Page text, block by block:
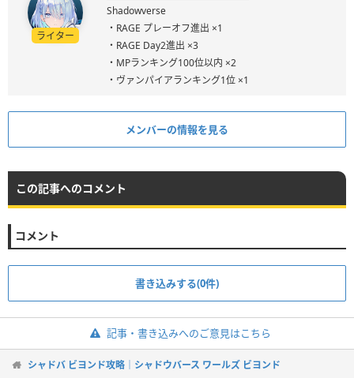
ライター
Shadowverse
・RAGE プレーオフ進出 ×1
・RAGE Day2進出 ×3
・MPランキング100位以内 ×2
・ヴァンパイアランキング1位 ×1
メンバーの情報を見る
この記事へのコメント
コメント
書き込みする(0件)
記事・書き込みへのご意見はこちら
シャドバ ビヨンド攻略｜シャドウバース ワールズ ビヨンド